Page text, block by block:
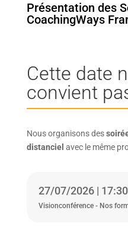
Présentation des
CoachingWays
Cette date
convient
Nous organisons des
distanciel avec le même
27/07/2026 |
Visionconférence - Nos